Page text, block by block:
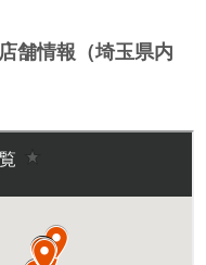
舗情報（埼玉県内